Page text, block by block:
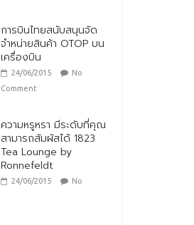
การบินไทยสนับสนุนจัด
จำหน่ายสินค้า OTOP บน
เครื่องบิน
24/06/2015
No
Comment
ความหรูหรา มีระดับที่คุณ
สามารถสัมผัสได้ 1823
Tea Lounge by
Ronnefeldt
24/06/2015
No